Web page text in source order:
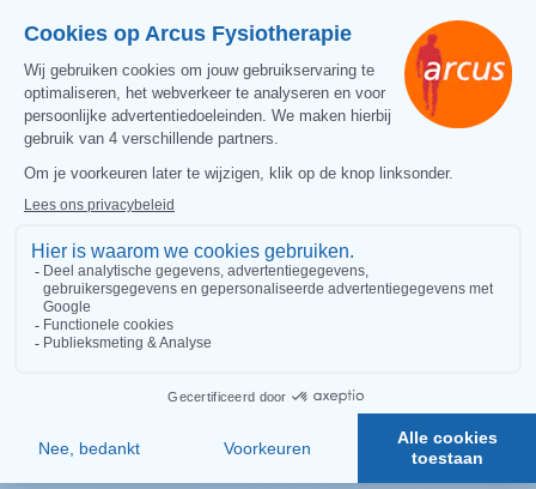
Contact
Direct contact:
E: